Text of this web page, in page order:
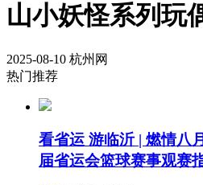
山小妖怪系列玩
2025-08-10 杭州网
热门推荐
看省运 游临沂 | 燃情八
届省运会篮球赛事观赛